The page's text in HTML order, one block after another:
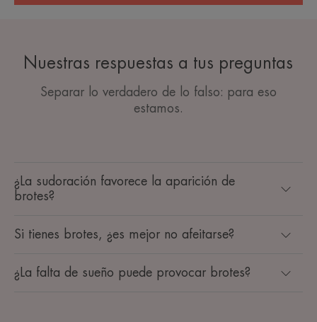
Nuestras respuestas a tus preguntas
Separar lo verdadero de lo falso: para eso
estamos.
¿La sudoración favorece la aparición de
brotes?
Si tienes brotes, ¿es mejor no afeitarse?
¿La falta de sueño puede provocar brotes?